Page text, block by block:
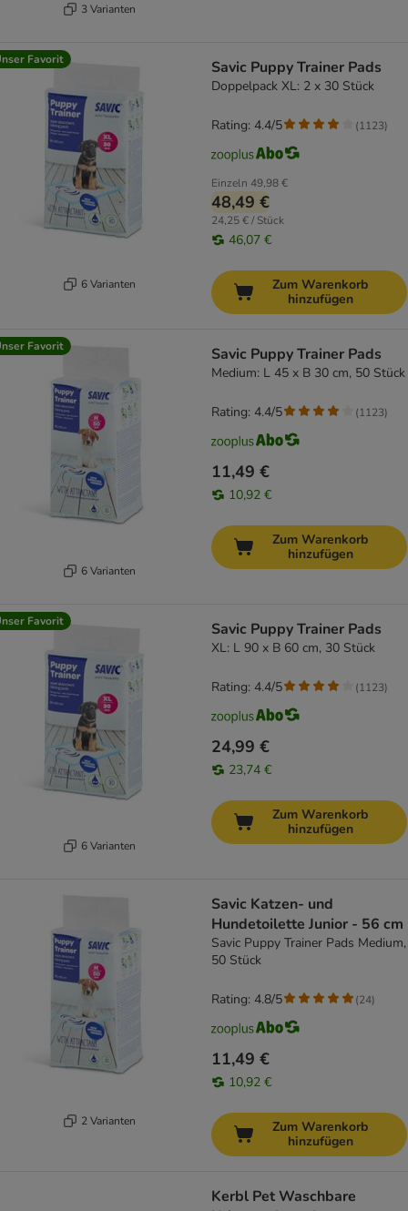
3 Varianten
Favorit
6 Varianten
Savic Puppy Trainer Pads
Doppelpack XL: 2 x 30 Stück
Einzeln 49,98 €
48,49 €
24,25 € / Stück
46,07 €
Rating: 4.4/5 (1123)
Zum Warenkorb
hinzufügen
Favorit
6 Varianten
Savic Puppy Trainer Pads
Medium: L 45 x B 30 cm, 50 Stück
11,49 €
10,92 €
Rating: 4.4/5 (1123)
Zum Warenkorb
hinzufügen
Favorit
6 Varianten
Savic Puppy Trainer Pads
XL: L 90 x B 60 cm, 30 Stück
24,99 €
23,74 €
Rating: 4.4/5 (1123)
Zum Warenkorb
hinzufügen
2 Varianten
Savic Katzen- und
Hundetoilette Junior - 56 cm
Savic Puppy Trainer Pads Medium,
50 Stück
11,49 €
10,92 €
Rating: 4.8/5 (24)
Zum Warenkorb
hinzufügen
Kerbl Pet Waschbare